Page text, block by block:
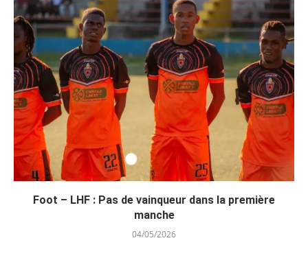
Foot – LHF : Pas de vainqueur dans la première
manche
04/05/2026